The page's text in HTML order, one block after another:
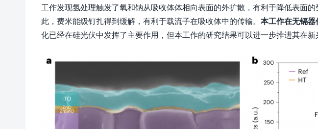
工作发现氢处理触发了氧和钠从吸收体体相向表面的外扩散，有利于降低表面
此，费米能级钉扎得到缓解，有利于载流子在吸收体中的传输。 本工作在无镉
化已经在硅光伏中发挥了主要作用，但本工作的研究结果可以进一步推进其在新